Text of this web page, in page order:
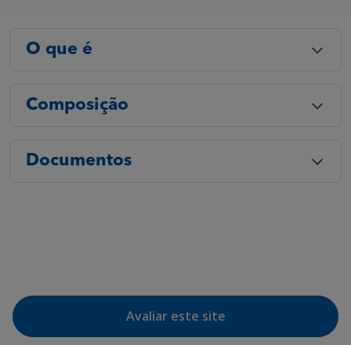
O que é
Composição
Documentos
Avaliar este site